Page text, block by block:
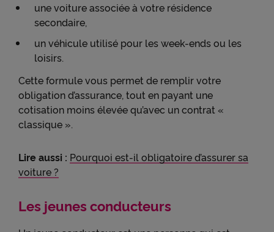
une voiture associée à votre résidence
secondaire,
un véhicule utilisé pour les week-ends ou les
loisirs.
Cette formule vous permet de remplir votre
obligation d’assurance, tout en payant une
cotisation moins élevée qu’avec un contrat «
classique ».
Lire aussi : Pourquoi est-il obligatoire d’assurer sa
voiture ?
Les jeunes conducteurs